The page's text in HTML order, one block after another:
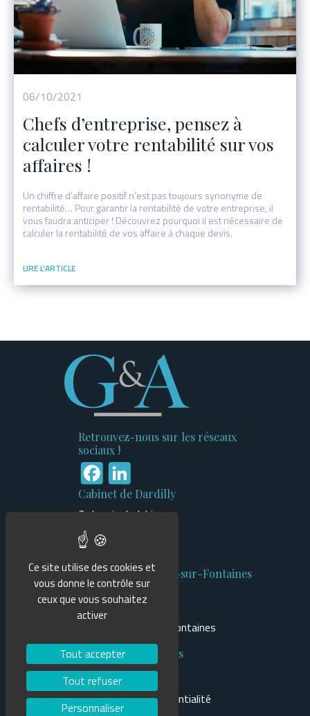
06/10/2021
Chefs d’entreprise, pensez à
calculer votre rentabilité sur vos
affaires !
Un chiffre d’affaire positif n’est pas toujours synonyme de
rentabilité… Pour garantir la rentabilité de votre entreprise, il
vous faudra anticiper ! Découvrez pourquoi il est nécessaire de
calculer la rentabilité de vos affaire à chaque devis.
Retrouvez-nous sur les réseaux
sociaux !
Facebook
LinkedIn
Cabinet de Dardilly
3 chemin du Jubin
Bâtiment n°1
69570 Dardilly
Cabinet de Cailloux-sur-Fontaines
470 route du Tilleuls
Bâtiment Mercure
69270 Cailloux-sur-Fontaines
Informations légales
Mentions légales
Politique de confidentialité
Ce site utilise des cookies et
vous donne le contrôle sur
ceux que vous souhaitez
activer
Tout accepter
Tout refuser
Personnaliser